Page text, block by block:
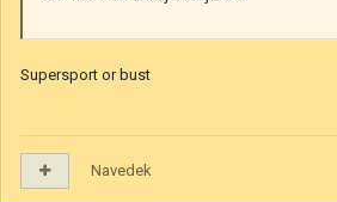
Supersport or bust
Navedek